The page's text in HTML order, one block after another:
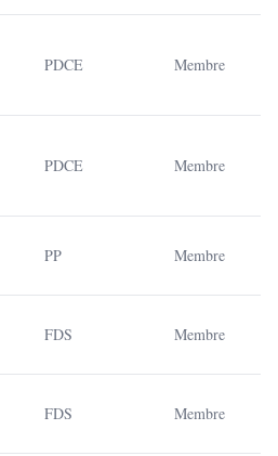
PDCE Membre
PDCE Membre
PP Membre
FDS Membre
FDS Membre